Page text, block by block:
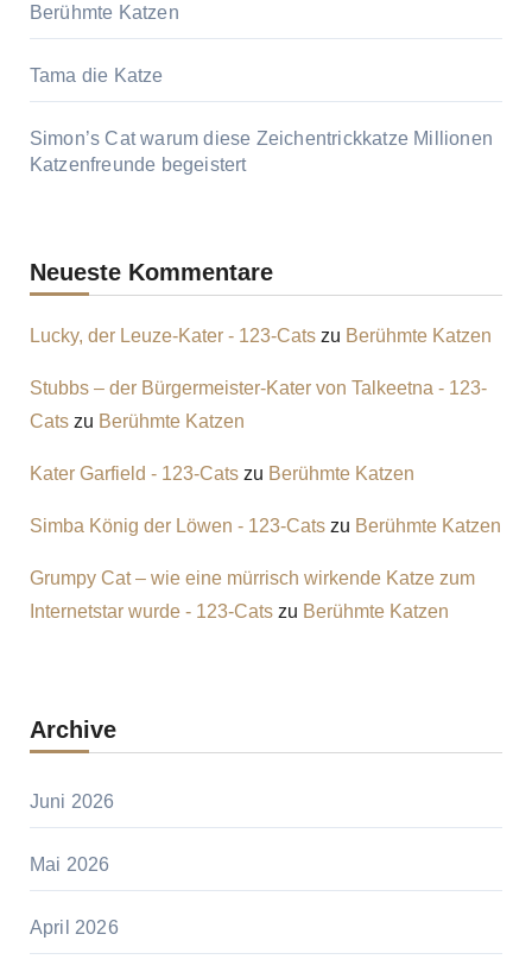
Berühmte Katzen
Tama die Katze
Simon’s Cat warum diese Zeichentrickkatze Millionen
Katzenfreunde begeistert
Neueste Kommentare
Lucky, der Leuze-Kater - 123-Catszu Berühmte Katzen
Stubbs – der Bürgermeister-Kater von Talkeetna - 123-
Catszu Berühmte Katzen
Kater Garfield - 123-Catszu Berühmte Katzen
Simba König der Löwen - 123-Catszu Berühmte Katzen
Grumpy Cat – wie eine mürrisch wirkende Katze zum
Internetstar wurde - 123-Catszu Berühmte Katzen
Archive
Juni 2026
Mai 2026
April 2026